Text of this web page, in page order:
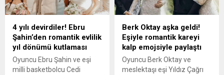
4 yılı devirdiler! Ebru
Şahin’den romantik evlilik
yıl dönümü kutlaması
Oyuncu Ebru Şahin ve eşi
milli basketbolcu Cedi
Berk Oktay aşka geldi!
Eşiyle romantik kareyi
kalp emojsiyle paylaştı
Oyuncu Berk Oktay ve
meslektaşı eşi Yıldız Çağrı